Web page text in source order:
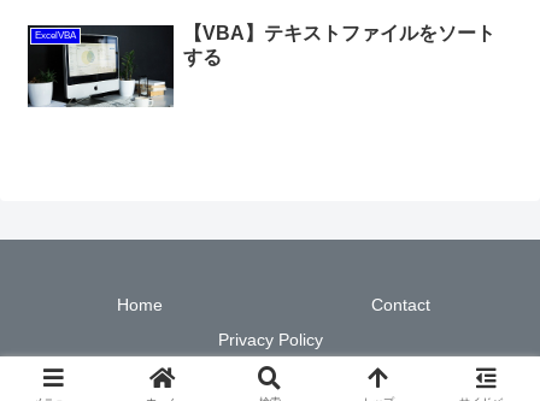
ExcelVBA
【VBA】テキストファイルをソート
する
Home
Contact
Privacy Policy
© 2020-2026 現場で使える！ Excel/VBA実践ガイド.